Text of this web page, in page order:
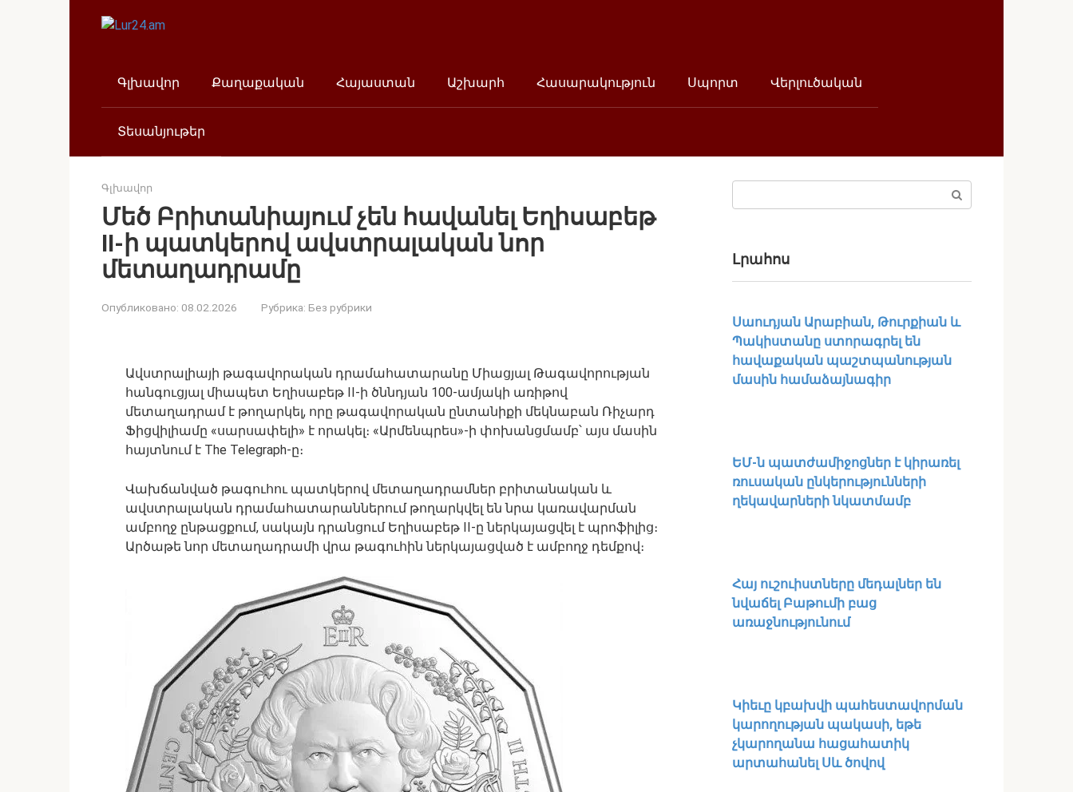
Գլխավոր Քաղաքական Հայաստան Աշխարհ Հասարակություն Սպորտ Վերլուծական
Տեսանյութեր
Գլխավոր
Մեծ Բրիտանիայում չեն հավանել Եղիսաբեթ
II-ի պատկերով ավստրալական նոր
մետաղադրամը
Опубликовано: 08.02.2026 Рубрика: Без рубрики
Ավստրալիայի թագավորական դրամահատարանը Միացյալ Թագավորության
հանգուցյալ միապետ Եղիսաբեթ II-ի ծննդյան 100-ամյակի առիթով
մետաղադրամ է թողարկել, որը թագավորական ընտանիքի մեկնաբան Ռիչարդ
Ֆիցվիլիամը «սարսափելի» է որակել։ «Արմենպրես»-ի փոխանցմամբ՝ այս մասին
հայտնում է The Telegraph-ը։
Վախճանված թագուհու պատկերով մետաղադրամներ բրիտանական և
ավստրալական դրամահատարաններում թողարկվել են նրա կառավարման
ամբողջ ընթացքում, սակայն դրանցում Եղիսաբեթ II-ը ներկայացվել է պրոֆիլից։
Արծաթե նոր մետաղադրամի վրա թագուհին ներկայացված է ամբողջ դեմքով։
Լրահոս
Սաուդյան Արաբիան, Թուրքիան և
Պակիստանը ստորագրել են
հավաքական պաշտպանության
մասին համաձայնագիր
ԵՄ-ն պատժամիջոցներ է կիրառել
ռուսական ընկերությունների
ղեկավարների նկատմամբ
Հայ ուշուիստները մեդալներ են
նվաճել Բաթումի բաց
առաջնությունում
Կիեւը կբախվի պահեստավորման
կարողության պակասի, եթե
չկարողանա հացահատիկ
արտահանել Սև ծովով